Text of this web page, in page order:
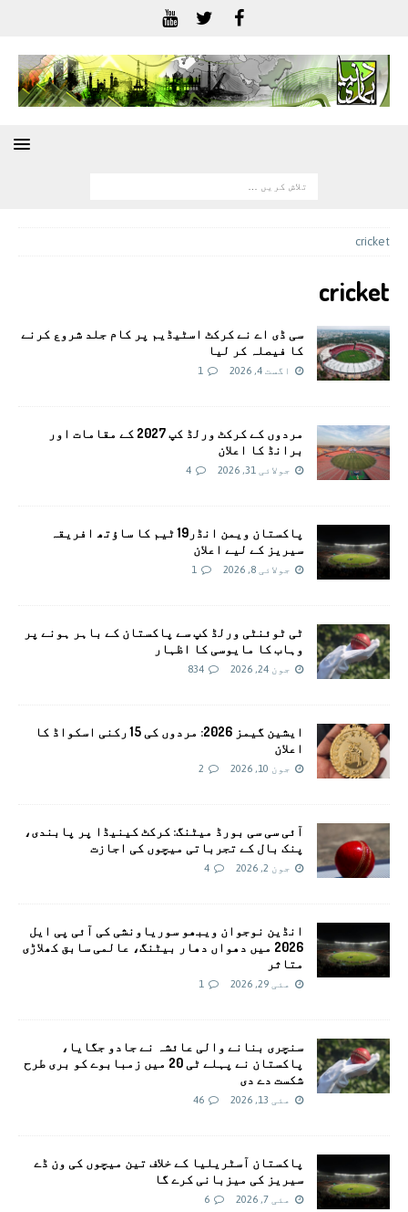
cricket
cricket
سی ڈی اے نے کرکٹ اسٹیڈیم پر کام جلد شروع کرنے
کا فیصلہ کر لیا
اگست 4, 2026 1
مردوں کے کرکٹ ورلڈ کپ 2027 کے مقامات اور
برانڈ کا اعلان
جولائی 31, 2026 4
پاکستان ویمن انڈر19 ٹیم کا ساؤتھ افریقہ
سیریز کے لیے اعلان
جولائی 8, 2026 1
ٹی ٹوئنٹی ورلڈ کپ سے پاکستان کے باہر ہونے پر
وہاب کا مایوسی کا اظہار
جون 24, 2026 834
ایشین گیمز 2026: مردوں کی 15 رکنی اسکواڈ کا
اعلان
جون 10, 2026 2
آئی سی سی بورڈ میٹنگ: کرکٹ کینیڈا پر پابندی،
پنک بال کے تجرباتی میچوں کی اجازت
جون 2, 2026 4
انڈین نوجوان ویبھو سوریاونشی کی آئی پی ایل
2026 میں دھواں دھار بیٹنگ، عالمی سابق کھلاڑی
متاثر
مئی 29, 2026 1
سنچری بنانے والی عائشہ نے جادو جگایا،
پاکستان نے پہلے ٹی 20 میں زمبابوے کو بری طرح
شکست دے دی
مئی 13, 2026 46
پاکستان آسٹریلیا کے خلاف تین میچوں کی ون ڈے
سیریز کی میزبانی کرے گا
مئی 7, 2026 6